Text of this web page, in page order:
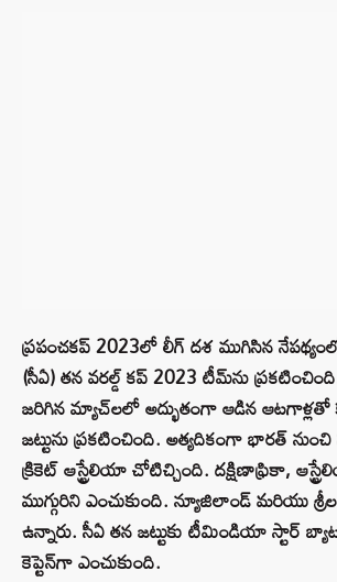
ప్రపంచకప్ 2023లో లీగ్ దశ ముగిసిన
(సీఏ) తన వరల్డ్ కప్ 2023 టీమ్‌ను
జరిగిన మ్యాచ్‌లలో అద్భుతంగా ఆడిన
జట్టును ప్రకటించింది. అత్యదికంగా భారత్ నుంచి
క్రికెట్ ఆస్ట్రేలియా చోటిచ్చింది. దక్షిణాఫ్రికా,
ముగ్గురిని ఎంచుకుంది. న్యూజిలాండ్ మరియు
ఉన్నారు. సీఏ తన జట్టుకు టీమిండియా స్టార్
కెప్టెన్‌గా ఎంచుకుంది.